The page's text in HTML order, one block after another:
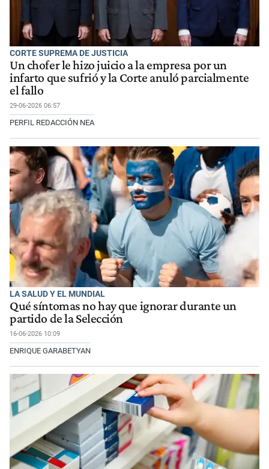
CORTE SUPREMA DE JUSTICIA
Un chofer le hizo juicio a la empresa por un
infarto que sufrió y la Corte anuló parcialmente
el fallo
29-06-2026 06:57
PERFIL REDACCIÓN NEA
LA SALUD Y EL MUNDIAL
Qué síntomas no hay que ignorar durante un
partido de la Selección
16-06-2026 10:09
ENRIQUE GARABETYAN